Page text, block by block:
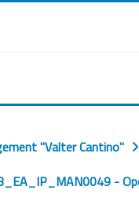
"Valter Cantino"
-